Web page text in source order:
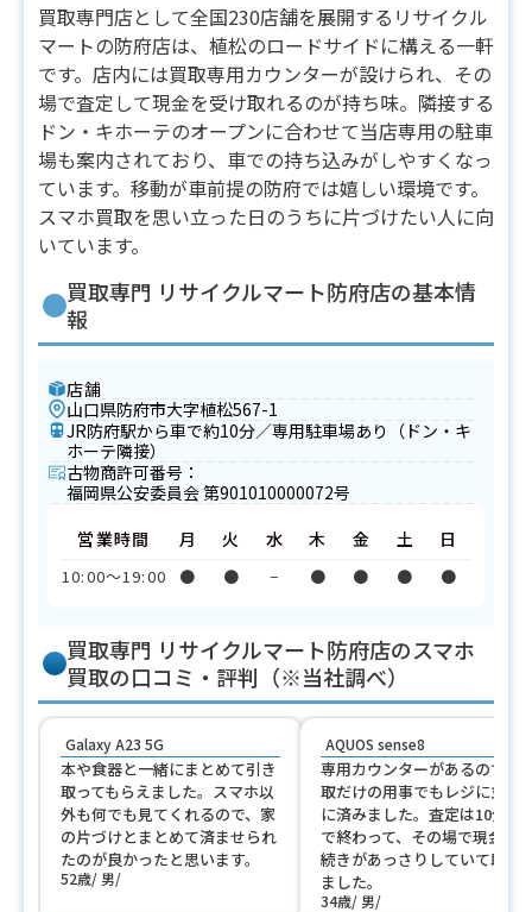
買取専門店として全国230店舗を展開するリサイクル
マートの防府店は、植松のロードサイドに構える一軒
です。店内には買取専用カウンターが設けられ、その
場で査定して現金を受け取れるのが持ち味。隣接する
ドン・キホーテのオープンに合わせて当店専用の駐車
場も案内されており、車での持ち込みがしやすくなっ
ています。移動が車前提の防府では嬉しい環境です。
スマホ買取を思い立った日のうちに片づけたい人に向
いています。
買取専門 リサイクルマート防府店の基本情
報
店舗
山口県防府市大字植松567-1
JR防府駅から車で約10分／専用駐車場あり（ドン・キ
ホーテ隣接）
古物商許可番号：
福岡県公安委員会 第901010000072号
営業時間
10:00〜19:00
月
●
火
●
水
−
木
●
金
●
土
●
日
●
買取専門 リサイクルマート防府店のスマホ
買取の口コミ・評判（※当社調べ）
Galaxy A23 5G
本や食器と一緒にまとめて引き
取ってもらえました。スマホ以
外も何でも見てくれるので、家
の片づけとまとめて済ませられ
たのが良かったと思います。
52歳 男
AQUOS sense8
専用カウンターがあるので、
取だけの用事でもレジに並ば
に済みました。査定は10分ほ
で終わって、その場で現金。
続きがあっさりしていて助か
ました。
34歳 男